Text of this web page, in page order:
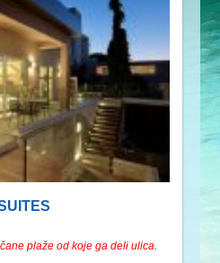
plaže od koje ga deli ulica.